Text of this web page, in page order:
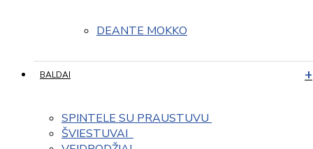
DEANTE MOKKO
BALDAI
SPINTELE SU PRAUSTUVU
ŠVIESTUVAI